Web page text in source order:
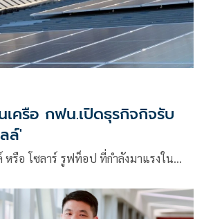
เครือ กฟน.เปิดธุรกิจกิจรับ
ล์'
หรือ โซลาร์ รูฟท็อป ที่กำลังมาแรงใน…